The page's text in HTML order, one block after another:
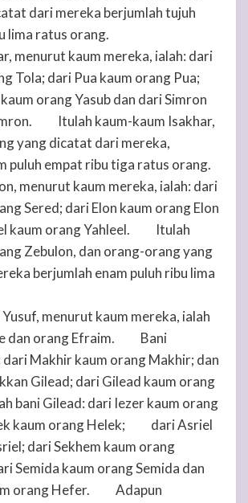
dari mereka berjumlah tujuh
lima ratus orang.
menurut kaum mereka, ialah: dari
Tola; dari Pua kaum orang Pua;
orang Yasub dan dari Simron
Itulah kaum-kaum Isakhar,
yang dicatat dari mereka,
puluh empat ribu tiga ratus orang.
menurut kaum mereka, ialah: dari
Sered; dari Elon kaum orang Elon
kaum orang Yahleel.
Itulah
Zebulon, dan orang-orang yang
berjumlah enam puluh ribu lima
menurut kaum mereka, ialah
dan orang Efraim.
Bani
dari Makhir kaum orang Makhir; dan
Gilead; dari Gilead kaum orang
bani Gilead: dari Iezer kaum orang
kaum orang Helek;
dari Asriel
dari Sekhem kaum orang
Semida kaum orang Semida dan
orang Hefer.
Adapun